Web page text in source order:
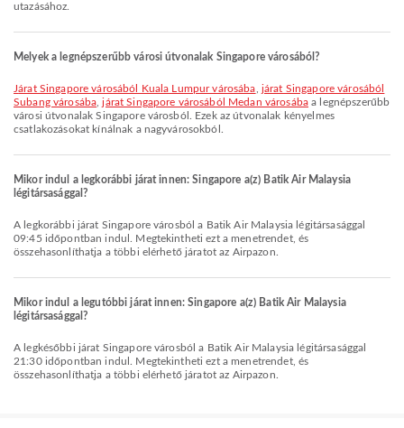
utazásához.
Melyek a legnépszerűbb városi útvonalak Singapore városából?
járat Singapore városából Kuala Lumpur városába járat Singapore városából
Subang városába ,járat Singapore városából Medan városába a legnépszerűbb
városi útvonalak Singapore városból. Ezek az útvonalak kényelmes
csatlakozásokat kínálnak a nagyvárosokból.
Mikor indul a legkorábbi járat innen: Singapore a(z) Batik Air Malaysia
légitársasággal?
A legkorábbi járat Singapore városból a Batik Air Malaysia légitársasággal
09:45 időpontban indul. Megtekintheti ezt a menetrendet, és
összehasonlíthatja a többi elérhető járatot az Airpazon.
Mikor indul a legutóbbi járat innen: Singapore a(z) Batik Air Malaysia
légitársasággal?
A legkésőbbi járat Singapore városból a Batik Air Malaysia légitársasággal
21:30 időpontban indul. Megtekintheti ezt a menetrendet, és
összehasonlíthatja a többi elérhető járatot az Airpazon.